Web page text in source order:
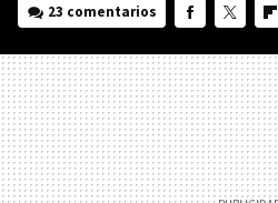
23 comentarios